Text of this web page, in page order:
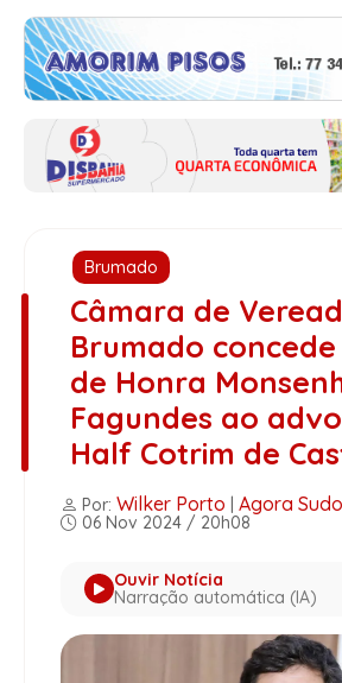
Brumado
Câmara de
Brumado
de Honra
Fagundes ao
Half Cotrim de
Por: Wilker Porto Agora
06 Nov 2024 / 20h08
Ouvir Notícia
Narração automática (IA)